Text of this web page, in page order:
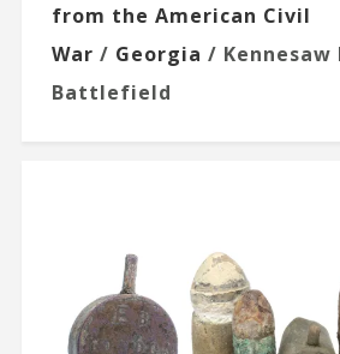
from the American Civil
War / Georgia / Kennesaw
Battlefield